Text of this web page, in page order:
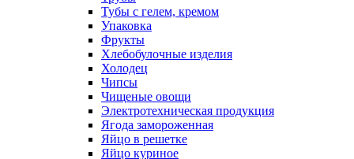
Тубы с гелем, кремом
Упаковка
Фрукты
Хлебобулочные изделия
Холодец
Чипсы
Чищеные овощи
Электротехническая продукция
Ягода замороженная
Яйцо в решетке
Яйцо куриное